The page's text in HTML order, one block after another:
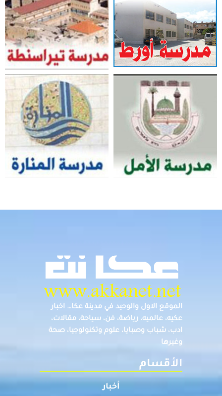
الموقع الاول والوحيد في مدينة عكا… اخبار
عكيه، عالميه، رياضة، فن، سياحة، مقالات،
ادب، شباب وصبايا، علوم وتكنولوجيا، صحة
وغيرها
الأقسام
أخبار